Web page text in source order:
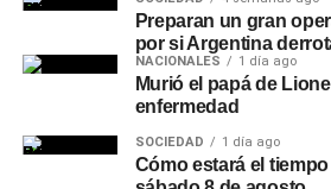
Preparan un gran
por si Argentina
NACIONALES 1 día ago
Murió el papá de
enfermedad
SOCIEDAD 1 día ago
Cómo estará el